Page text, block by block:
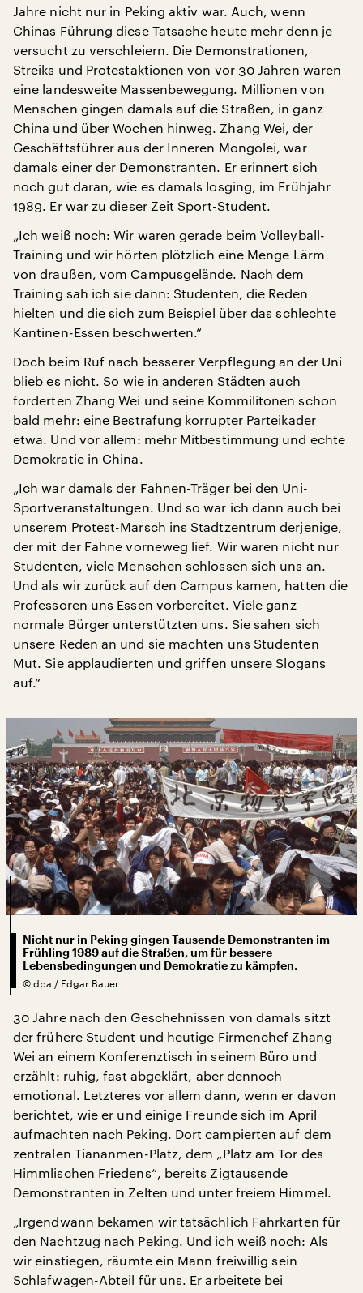
Jahre nicht nur in Peking aktiv war. Auch, wenn
Chinas Führung diese Tatsache heute mehr denn je
versucht zu verschleiern. Die Demonstrationen,
Streiks und Protestaktionen von vor 30 Jahren waren
eine landesweite Massenbewegung. Millionen von
Menschen gingen damals auf die Straßen, in ganz
China und über Wochen hinweg. Zhang Wei, der
Geschäftsführer aus der Inneren Mongolei, war
damals einer der Demonstranten. Er erinnert sich
noch gut daran, wie es damals losging, im Frühjahr
1989. Er war zu dieser Zeit Sport-Student.
„Ich weiß noch: Wir waren gerade beim Volleyball-
Training und wir hörten plötzlich eine Menge Lärm
von draußen, vom Campusgelände. Nach dem
Training sah ich sie dann: Studenten, die Reden
hielten und die sich zum Beispiel über das schlechte
Kantinen-Essen beschwerten.“
Doch beim Ruf nach besserer Verpflegung an der Uni
blieb es nicht. So wie in anderen Städten auch
forderten Zhang Wei und seine Kommilitonen schon
bald mehr: eine Bestrafung korrupter Parteikader
etwa. Und vor allem: mehr Mitbestimmung und echte
Demokratie in China.
„Ich war damals der Fahnen-Träger bei den Uni-
Sportveranstaltungen. Und so war ich dann auch bei
unserem Protest-Marsch ins Stadtzentrum derjenige,
der mit der Fahne vorneweg lief. Wir waren nicht nur
Studenten, viele Menschen schlossen sich uns an.
Und als wir zurück auf den Campus kamen, hatten die
Professoren uns Essen vorbereitet. Viele ganz
normale Bürger unterstützten uns. Sie sahen sich
unsere Reden an und sie machten uns Studenten
Mut. Sie applaudierten und griffen unsere Slogans
auf.“
Nicht nur in Peking gingen Tausende Demonstranten im
Frühling 1989 auf die Straßen, um für bessere
Lebensbedingungen und Demokratie zu kämpfen.
© dpa / Edgar Bauer
30 Jahre nach den Geschehnissen von damals sitzt
der frühere Student und heutige Firmenchef Zhang
Wei an einem Konferenztisch in seinem Büro und
erzählt: ruhig, fast abgeklärt, aber dennoch
emotional. Letzteres vor allem dann, wenn er davon
berichtet, wie er und einige Freunde sich im April
aufmachten nach Peking. Dort campierten auf dem
zentralen Tiananmen-Platz, dem „Platz am Tor des
Himmlischen Friedens“, bereits Zigtausende
Demonstranten in Zelten und unter freiem Himmel.
„Irgendwann bekamen wir tatsächlich Fahrkarten für
den Nachtzug nach Peking. Und ich weiß noch: Als
wir einstiegen, räumte ein Mann freiwillig sein
Schlafwagen-Abteil für uns. Er arbeitete bei